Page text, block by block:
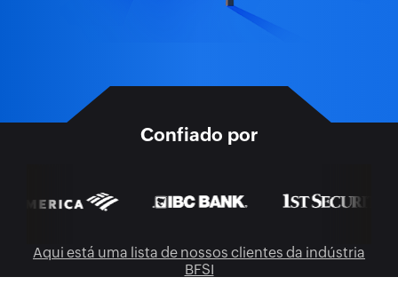
Confiado por
Aqui está uma lista de nossos clientes da indústria
BFSI